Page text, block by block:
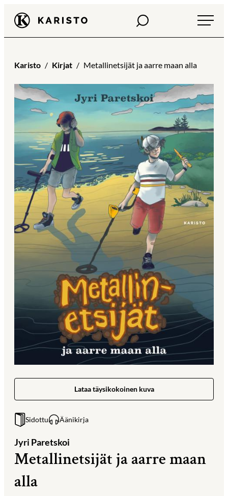
Siirry
suoraan
sisältöön
Karisto Haku
Karisto Kirjat Metallinetsijät ja aarre maan alla
Lataa täysikokoinen kuva
Sidottu Äänikirja
Jyri Paretskoi
Metallinetsijät ja aarre maan
alla